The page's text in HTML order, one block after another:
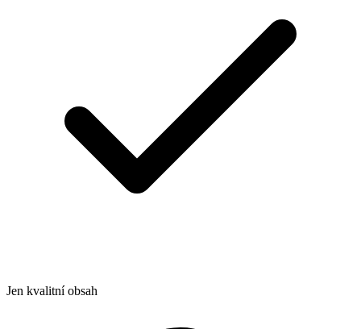
Jen kvalitní obsah